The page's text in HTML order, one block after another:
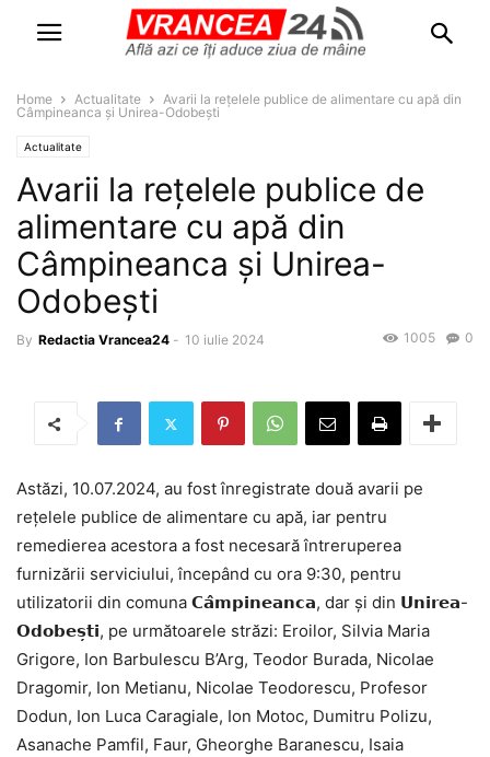
Home Actualitate
Avarii la rețelele publice de alimentare cu apă din
Câmpineanca și Unirea-Odobești
Actualitate
Avarii la rețelele publice de
alimentare cu apă din
Câmpineanca și Unirea-
Odobești
By Redactia Vrancea24 - 10 iulie 2024 0
1005
Astăzi, 10.07.2024, au fost înregistrate două avarii pe
rețelele publice de alimentare cu apă, iar pentru
remedierea acestora a fost necesară întreruperea
furnizării serviciului, începând cu ora 9:30, pentru
utilizatorii din comuna 𝗖𝗮̂𝗺𝗽𝗶𝗻𝗲𝗮𝗻𝗰𝗮, dar și din 𝗨𝗻𝗶𝗿𝗲𝗮-
𝗢𝗱𝗼𝗯𝗲𝘀̦𝘁𝗶, pe următoarele străzi: Eroilor, Silvia Maria
Grigore, Ion Barbulescu B’Arg, Teodor Burada, Nicolae
Dragomir, Ion Metianu, Nicolae Teodorescu, Profesor
Dodun, Ion Luca Caragiale, Ion Motoc, Dumitru Polizu,
Asanache Pamfil, Faur, Gheorghe Baranescu, Isaia